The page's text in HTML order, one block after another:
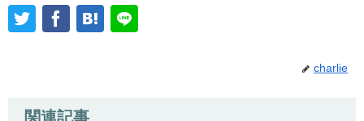
charlie
関連記事